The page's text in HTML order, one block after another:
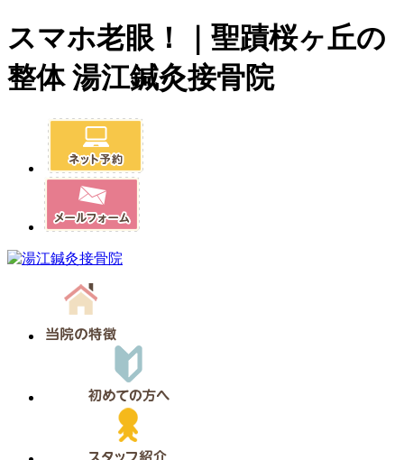
スマホ老眼！｜聖蹟桜ヶ丘の
整体 湯江鍼灸接骨院